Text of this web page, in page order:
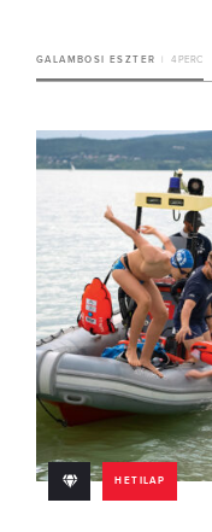
GALAMBOSI ESZTER 4 PERC
HETILAP